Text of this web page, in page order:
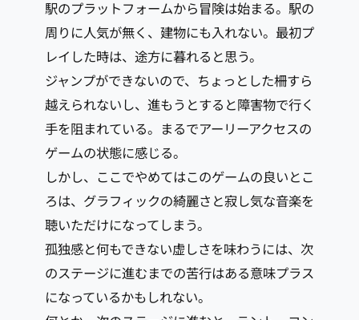
駅のプラットフォームから冒険は始まる。駅の
周りに人気が無く、建物にも入れない。最初プ
レイした時は、途方に暮れると思う。
ジャンプができないので、ちょっとした柵すら
越えられないし、進もうとすると障害物で行く
手を阻まれている。まるでアーリーアクセスの
ゲームの状態に感じる。
しかし、ここでやめてはこのゲームの良いとこ
ろは、グラフィックの綺麗さと寂し気な音楽を
聴いただけになってしまう。
孤独感と何もできない虚しさを味わうには、次
のステージに進むまでの苦行はある意味プラス
になっているかもしれない。